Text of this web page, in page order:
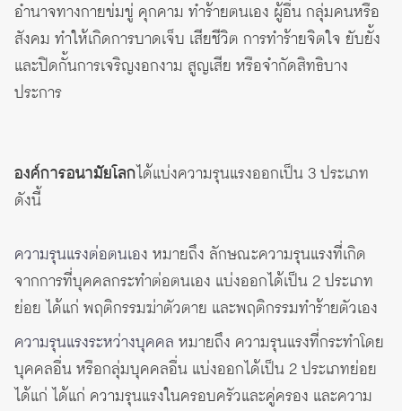
อำนาจทางกายข่มขู่ คุกคาม ทำร้ายตนเอง ผู้อื่น กลุ่มคนหรือ
สังคม ทำให้เกิดการบาดเจ็บ เสียชีวิต การทำร้ายจิตใจ ยับยั้ง
และปิดกั้นการเจริญงอกงาม สูญเสีย หรือจำกัดสิทธิบาง
ประการ
องค์การอนามัยโลกได้แบ่งความรุนแรงออกเป็น 3 ประเภท
ดังนี้
ความรุนแรงต่อตนเอง หมายถึง ลักษณะความรุนแรงที่เกิด
จากการที่บุคคลกระทำต่อตนเอง แบ่งออกได้เป็น 2 ประเภท
ย่อย ได้แก่ พฤติกรรมฆ่าตัวตาย และพฤติกรรมทำร้ายตัวเอง
ความรุนแรงระหว่างบุคคล หมายถึง ความรุนแรงที่กระทำโดย
บุคคลอื่น หรือกลุ่มบุคคลอื่น แบ่งออกได้เป็น 2 ประเภทย่อย
ได้แก่ ได้แก่ ความรุนแรงในครอบครัวและคู่ครอง และความ